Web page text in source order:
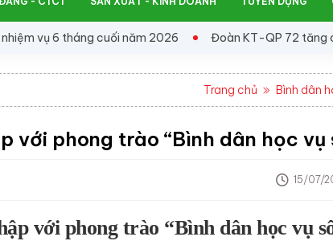
tháng cuối năm 2026 Đoàn KT-QP 72 tăng cường đối
Trang chủ Bình dân
với phong trào “Bình dân học vụ
15/07/
với phong trào “Bình dân học vụ